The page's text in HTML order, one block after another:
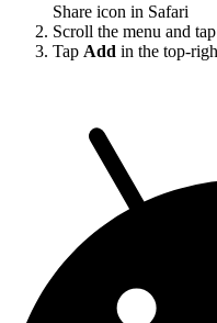
Share icon in Safari
Scroll the menu and tap
Tap Add in the top-